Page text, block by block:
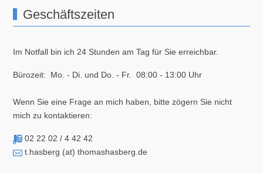
Geschäftszeiten
Im Notfall bin ich 24 Stunden am Tag für Sie erreichbar.
Bürozeit: Mo. - Di. und Do. - Fr. 08:00 - 13:00 Uhr
Wenn Sie eine Frage an mich haben, bitte zögern Sie nicht
mich zu kontaktieren:
02 22 02 / 4 42 42
t.hasberg (at) thomashasberg.de